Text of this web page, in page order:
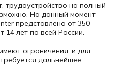
трудоустройство на полный
На данный момент
представлено от 350
14 лет по всей России.
ограничения, и для
дальнейшее